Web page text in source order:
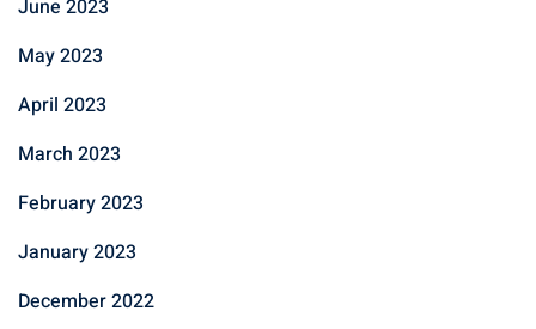
June 2023
May 2023
April 2023
March 2023
February 2023
January 2023
December 2022